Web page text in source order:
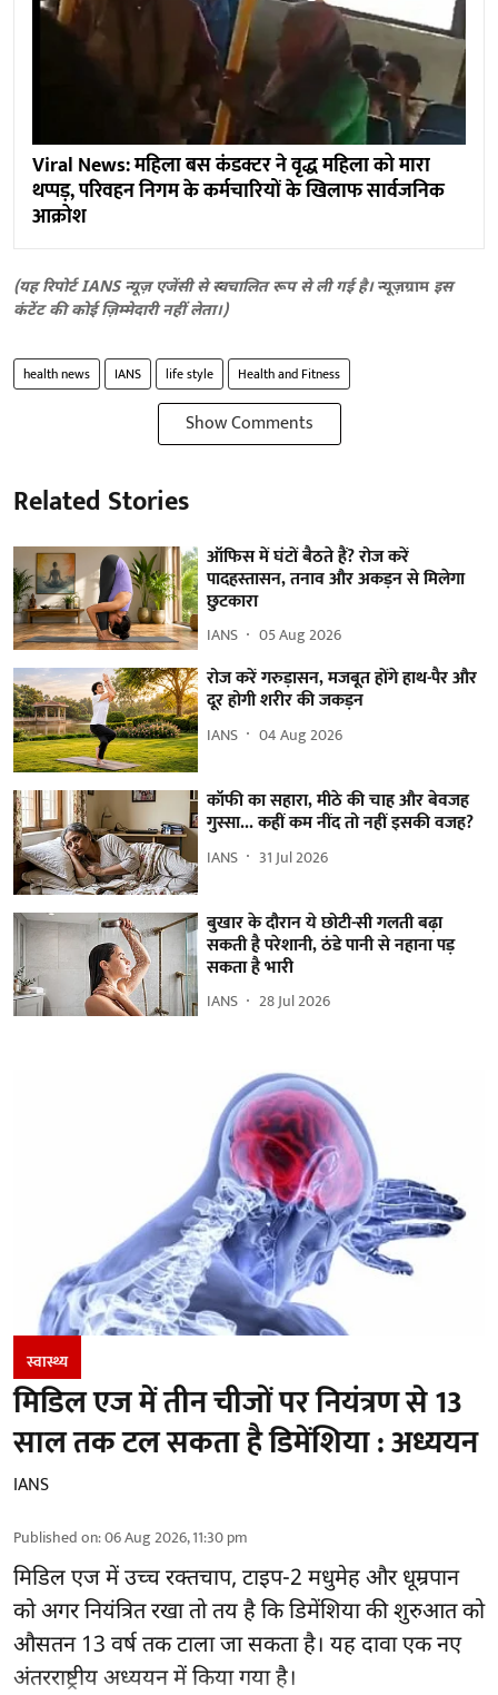
Viral News: महिला बस कंडक्टर ने वृद्ध महिला को मारा
थप्पड़, परिवहन निगम के कर्मचारियों के खिलाफ सार्वजनिक
आक्रोश
(यह रिपोर्ट IANS न्यूज़ एजेंसी से स्वचालित रूप से ली गई है।न्यूज़ग्राम इस
कंटेंट की कोई ज़िम्मेदारी नहीं लेता।)
health news IANS life style Health and Fitness
Show Comments
Related Stories
ऑफिस में घंटों बैठते हैं? रोज करें
पादहस्तासन, तनाव और अकड़न से मिलेगा
छुटकारा
IANS 05 Aug 2026
रोज करें गरुड़ासन, मजबूत होंगे हाथ-पैर और
दूर होगी शरीर की जकड़न
IANS 04 Aug 2026
कॉफी का सहारा, मीठे की चाह और बेवजह
गुस्सा... कहीं कम नींद तो नहीं इसकी वजह?
IANS 31 Jul 2026
बुखार के दौरान ये छोटी-सी गलती बढ़ा
सकती है परेशानी, ठंडे पानी से नहाना पड़
सकता है भारी
IANS 28 Jul 2026
स्वास्थ्य
मिडिल एज में तीन चीजों पर नियंत्रण से 13
साल तक टल सकता है डिमेंशिया : अध्ययन
IANS
Published on:06 Aug 2026, 11:30 pm
मिडिल एज में उच्च रक्तचाप, टाइप-2 मधुमेह और धूम्रपान
को अगर नियंत्रित रखा तो तय है कि डिमेंशिया की शुरुआत को
औसतन 13 वर्ष तक टाला जा सकता है। यह दावा एक नए
अंतरराष्ट्रीयअध्ययनमें किया गया है।